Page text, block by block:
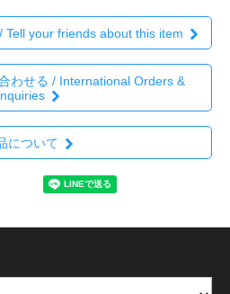
Tell your friends about this item
わせる / International Orders &
について